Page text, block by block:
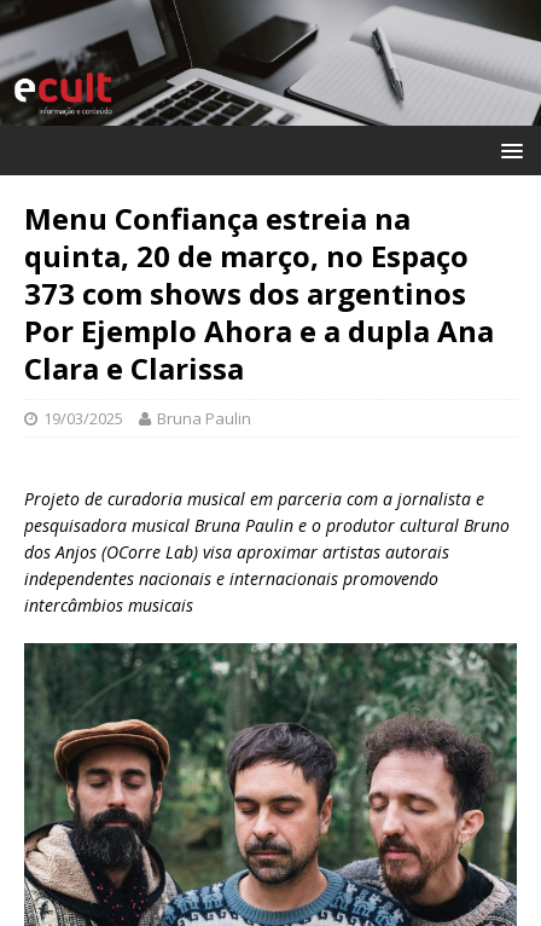
Menu Confiança estreia na
quinta, 20 de março, no Espaço
373 com shows dos argentinos
Por Ejemplo Ahora e a dupla Ana
Clara e Clarissa
19/03/2025 Bruna Paulin
Projeto de curadoria musical em parceria com a jornalista e
pesquisadora musical Bruna Paulin e o produtor cultural Bruno
dos Anjos (OCorre Lab) visa aproximar artistas autorais
independentes nacionais e internacionais promovendo
intercâmbios musicais